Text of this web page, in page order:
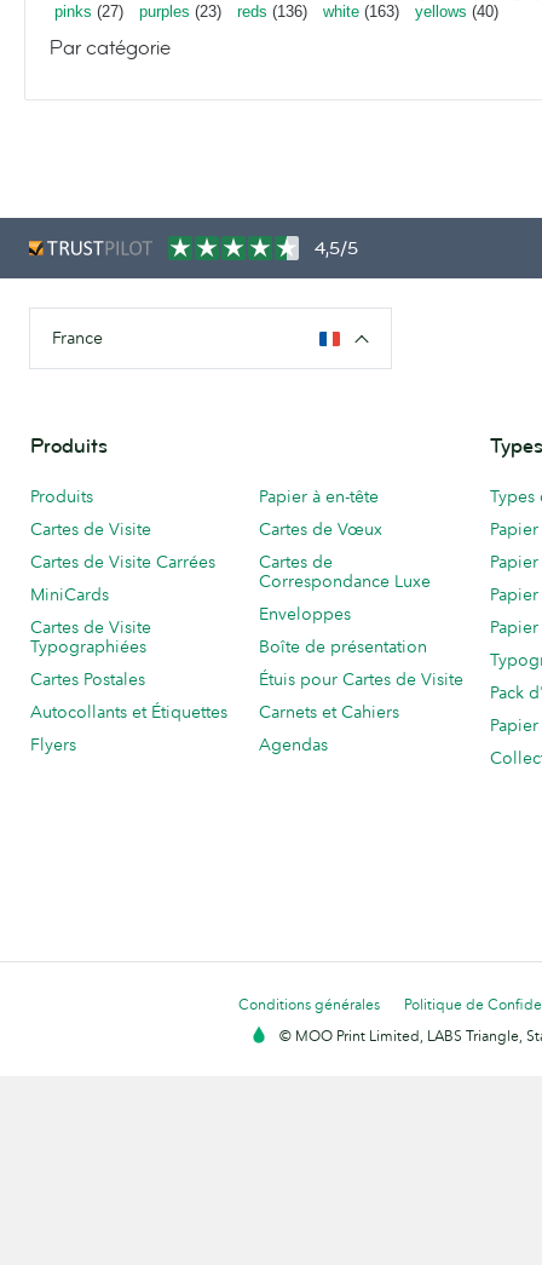
pinks (27) purples (23) reds (136) white (163) yellows (40)
Par catégorie
4,5/5
France
Produits
Produits
Cartes de Visite
Cartes de Visite Carrées
MiniCards
Cartes de Visite
Typographiées
Cartes Postales
Autocollants et Étiquettes
Flyers
Papier à en-tête
Cartes de Vœux
Cartes de
Correspondance Luxe
Enveloppes
Boîte de présentation
Étuis pour Cartes de Visite
Carnets et Cahiers
Agendas
Pack
Conditions générales
Politique de
© MOO Print Limited, LABS Triangle,